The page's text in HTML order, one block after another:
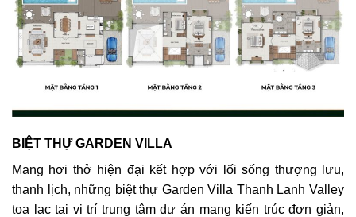
BIỆT THỰ GARDEN VILLA
Mang hơi thở hiện đại kết hợp với lối sống thượng lưu,
thanh lịch, những biệt thự Garden Villa Thanh Lanh Valley
tọa lạc tại vị trí trung tâm dự án mang kiến trúc đơn giản,